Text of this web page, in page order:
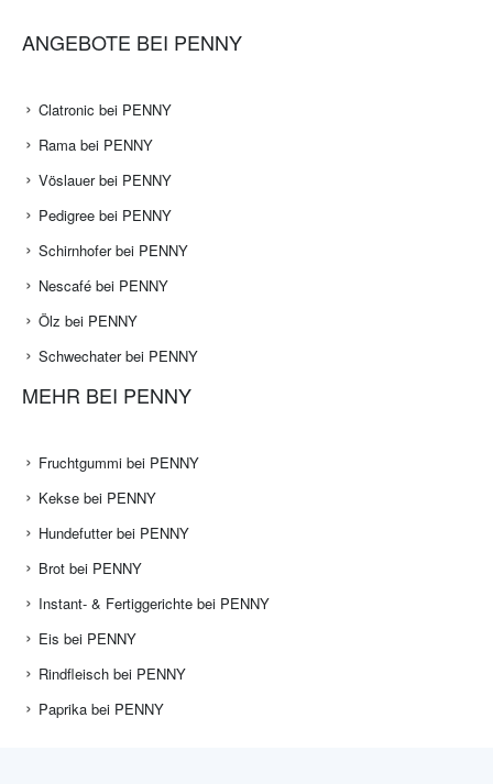
ANGEBOTE BEI PENNY
Clatronic bei PENNY
Rama bei PENNY
Vöslauer bei PENNY
Pedigree bei PENNY
Schirnhofer bei PENNY
Nescafé bei PENNY
Ölz bei PENNY
Schwechater bei PENNY
MEHR BEI PENNY
Fruchtgummi bei PENNY
Kekse bei PENNY
Hundefutter bei PENNY
Brot bei PENNY
Instant- & Fertiggerichte bei PENNY
Eis bei PENNY
Rindfleisch bei PENNY
Paprika bei PENNY